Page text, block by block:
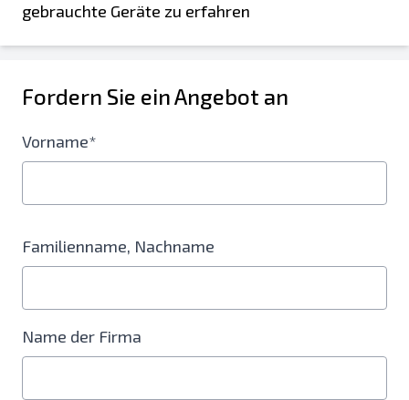
gebrauchte Geräte zu erfahren
Fordern Sie ein Angebot an
Vorname*
Familienname, Nachname
Name der Firma